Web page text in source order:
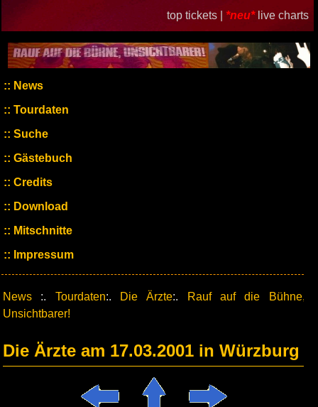
top tickets | *neu* live charts
News
Tourdaten
Suche
Gästebuch
Credits
Download
Mitschnitte
Impressum
News :. Tourdaten:. Die Ärzte:.
Rauf auf die Bühne,
Unsichtbarer!
Die Ärzte am 17.03.2001 in Würzburg